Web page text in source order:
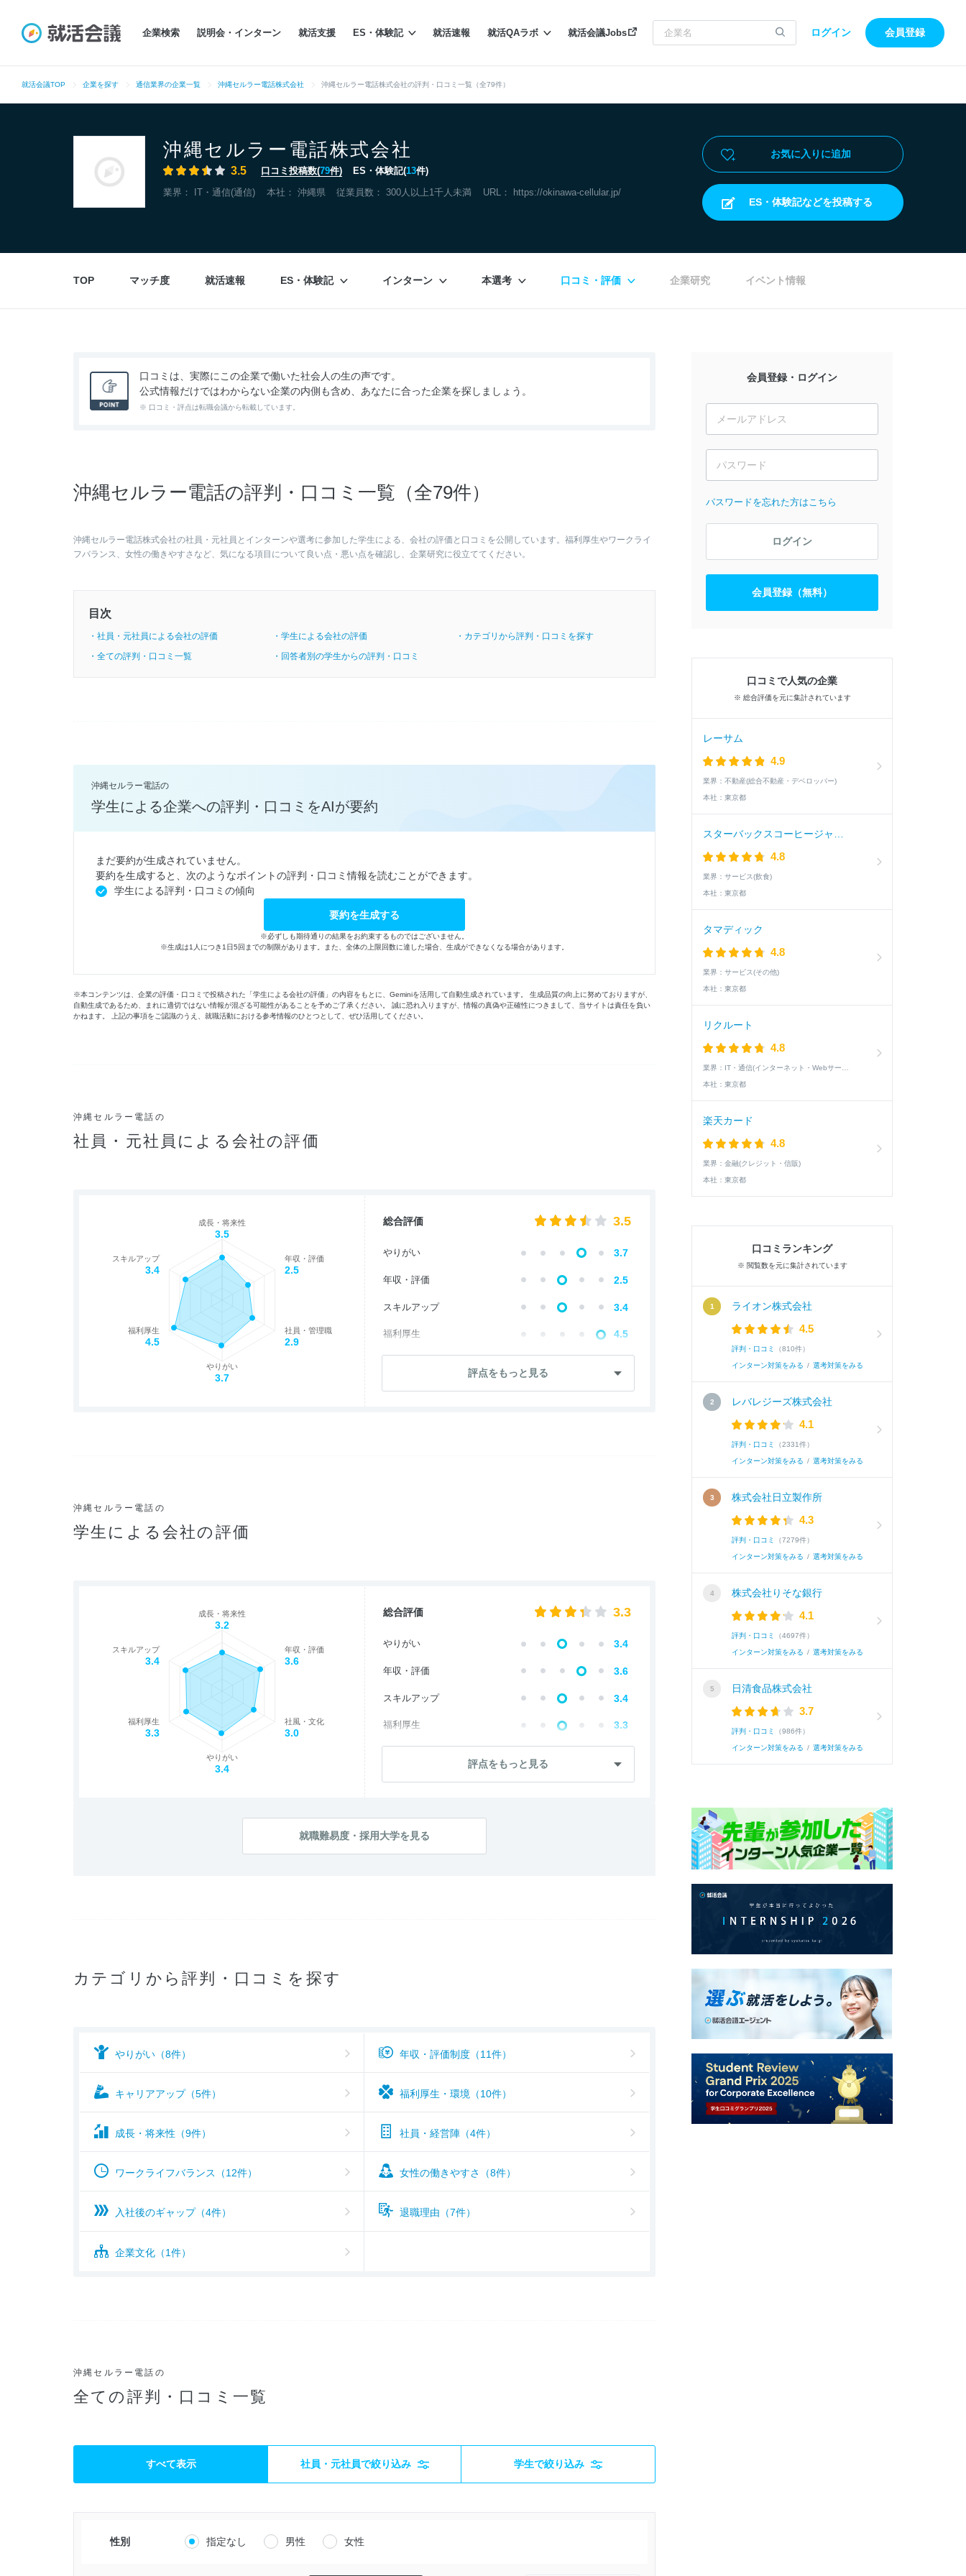
企業検索 説明会・インターン 就活支援 ES・体験記 就活速報 就活QAラボ 就活会議Jobs ログイン 会員登録
就活会議TOP 企業を探す 通信業界の企業一覧 沖縄セルラー電話株式会社 沖縄セルラー電話株式会社の評判・口コミ一覧（全79件）
沖縄セルラー電話株式会社
3.5 口コミ投稿数(79件) ES・体験記(13件)
業界： IT・通信(通信) 本社： 沖縄県 従業員数： 300人以上1千人未満 URL： https://okinawa-cellular.jp/
お気に入りに追加
ES・体験記などを投稿する
TOP マッチ度 就活速報 ES・体験記 インターン 本選考 口コミ・評価 企業研究 イベント情報
口コミは、実際にこの企業で働いた社会人の生の声です。
公式情報だけではわからない企業の内側も含め、あなたに合った企業を探しましょう。
※ 口コミ・評点は転職会議から転載しています。
沖縄セルラー電話の評判・口コミ一覧（全79件）
沖縄セルラー電話株式会社の社員・元社員とインターンや選考に参加した学生による、会社の評価と口コミを公開しています。福利厚生やワークライ
フバランス、女性の働きやすさなど、気になる項目について良い点・悪い点を確認し、企業研究に役立ててください。
目次
・社員・元社員による会社の評価 ・学生による会社の評価
・カテゴリから評判・口コミを探す
・全ての評判・口コミ一覧
・回答者別の学生からの評判・口コミ
沖縄セルラー電話の
学生による企業への評判・口コミをAIが要約
まだ要約が生成されていません。
要約を生成すると、次のようなポイントの評判・口コミ情報を読むことができます。
学生による評判・口コミの傾向
要約を生成する
※必ずしも期待通りの結果をお約束するものではございません。
※生成は1人につき1日5回までの制限があります。また、全体の上限回数に達した場合、生成ができなくなる場合があります。
※本コンテンツは、企業の評価・口コミで投稿された「学生による会社の評価」の内容をもとに、Geminiを活用して自動生成されています。 生成品質の向上に努めておりますが、
自動生成であるため、まれに適切ではない情報が混ざる可能性があることを予めご了承ください。 誠に恐れ入りますが、情報の真偽や正確性につきまして、当サイトは責任を負い
かねます。 上記の事項をご認識のうえ、就職活動における参考情報のひとつとして、ぜひ活用してください。
沖縄セルラー電話の
社員・元社員による会社の評価
評点をもっと見る
成長・将来性
3.5
年収・評価
2.5
社員・管理職
2.9
やりがい
3.7
福利厚生
4.5
スキルアップ
3.4
総合評価 3.5
やりがい 3.7
年収・評価 2.5
スキルアップ 3.4
福利厚生 4.5
社員・管理職 2.9
沖縄セルラー電話の
学生による会社の評価
評点をもっと見る
成長・将来性
3.2
年収・評価
3.6
社風・文化
3.0
やりがい
3.4
福利厚生
3.3
スキルアップ
3.4
総合評価 3.3
やりがい 3.4
年収・評価 3.6
スキルアップ 3.4
福利厚生 3.3
社員・管理職 3.2
社風・文化
就職難易度・採用大学を見る
カテゴリから評判・口コミを探す
やりがい（8件） 年収・評価制度（11件）
キャリアアップ（5件） 福利厚生・環境（10件）
成長・将来性（9件） 社員・経営陣（4件）
ワークライフバランス（12件） 女性の働きやすさ（8件）
入社後のギャップ（4件） 退職理由（7件）
企業文化（1件）
沖縄セルラー電話の
全ての評判・口コミ一覧
すべて表示 社員・元社員で絞り込み 学生で絞り込み
性別 指定なし 男性 女性
会員登録・ログイン
パスワードを忘れた方はこちら
ログイン
会員登録（無料）
口コミで人気の企業
※ 総合評価を元に集計されています
レーサム
4.9
業界： 不動産(総合不動産・デベロッパー)
本社： 東京都
4.8
業界： サービス(飲食)
本社： 東京都
タマディック
4.8
業界： サービス(その他)
本社： 東京都
リクルート
4.8
業界：
本社： 東京都
楽天カード
4.8
業界： 金融(クレジット・信販)
本社： 東京都
口コミランキング
※ 閲覧数を元に集計されています
ライオン株式会社
4.5
評判・口コミ （810件）
インターン対策をみる / 選考対策をみる
レバレジーズ株式会社
4.1
評判・口コミ （2331件）
インターン対策をみる / 選考対策をみる
株式会社日立製作所
4.3
評判・口コミ （7279件）
インターン対策をみる / 選考対策をみる
株式会社りそな銀行
4.1
評判・口コミ （4697件）
インターン対策をみる / 選考対策をみる
日清食品株式会社
3.7
評判・口コミ （986件）
インターン対策をみる / 選考対策をみる